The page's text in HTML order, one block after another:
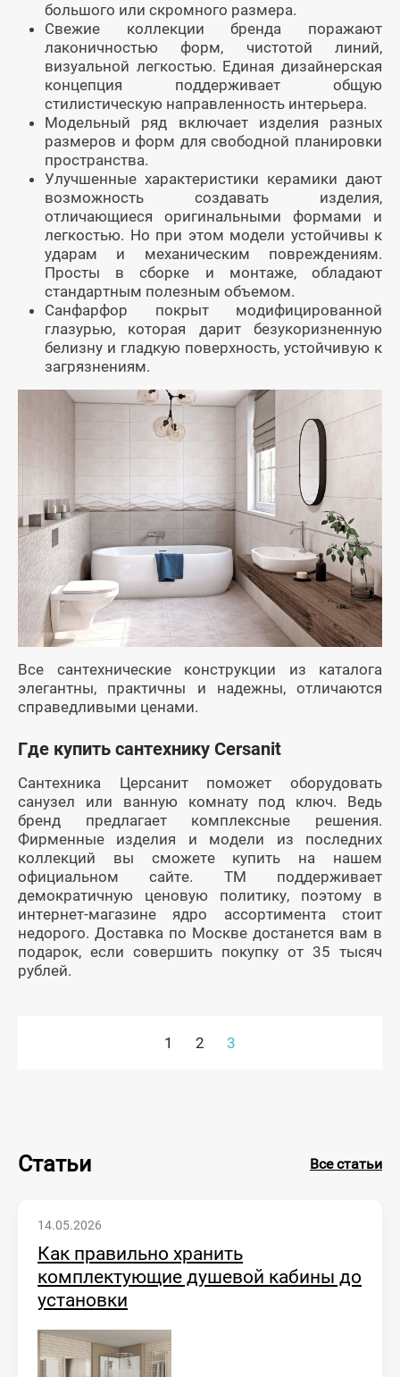
большого или скромного размера.
Свежие коллекции бренда поражают
лаконичностью форм, чистотой линий,
визуальной легкостью. Единая дизайнерская
концепция поддерживает общую
стилистическую направленность интерьера.
Модельный ряд включает изделия разных
размеров и форм для свободной планировки
пространства.
Улучшенные характеристики керамики дают
возможность создавать изделия,
отличающиеся оригинальными формами и
легкостью. Но при этом модели устойчивы к
ударам и механическим повреждениям.
Просты в сборке и монтаже, обладают
стандартным полезным объемом.
Санфарфор покрыт модифицированной
глазурью, которая дарит безукоризненную
белизну и гладкую поверхность, устойчивую к
загрязнениям.
Все сантехнические конструкции из каталога
элегантны, практичны и надежны, отличаются
справедливыми ценами.
Где купить сантехнику Cersanit
Сантехника Церсанит поможет оборудовать
санузел или ванную комнату под ключ. Ведь
бренд предлагает комплексные решения.
Фирменные изделия и модели из последних
коллекций вы сможете купить на нашем
официальном сайте. ТМ поддерживает
демократичную ценовую политику, поэтому в
интернет-магазине ядро ассортимента стоит
недорого. Доставка по Москве достанется вам в
подарок, если совершить покупку от 35 тысяч
рублей.
1 2 3
Статьи Все статьи
14.05.2026
Как правильно хранить
комплектующие душевой кабины до
установки